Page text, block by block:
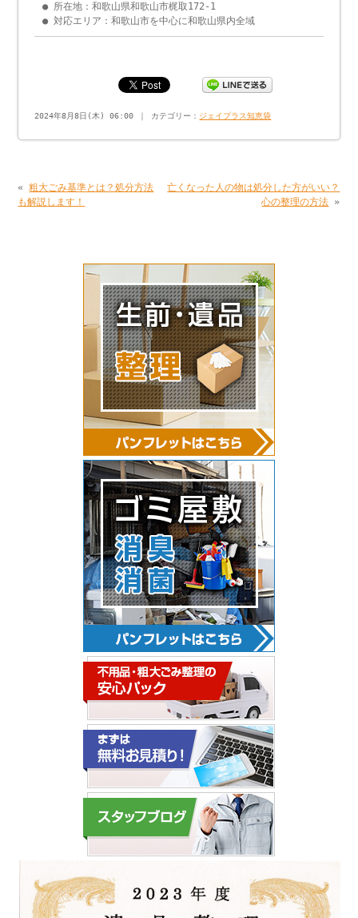
● 所在地：和歌山県和歌山市梶取172-1
● 対応エリア：和歌山市を中心に和歌山県内全域
2024年8月8日(木) 06:00 ｜ カテゴリー： ジェイプラス知恵袋
«粗大ごみ基準とは？処分方法
も解説します！
亡くなった人の物は処分した方がいい？
心の整理の方法 »